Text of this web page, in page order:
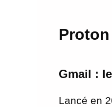
Gmail :
Lancé en